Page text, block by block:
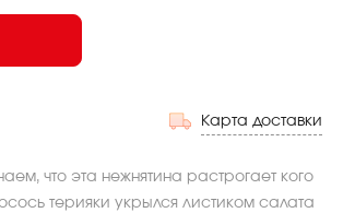
Карта доставки
что эта нежнятина растрогает кого
терияки укрылся листиком салата